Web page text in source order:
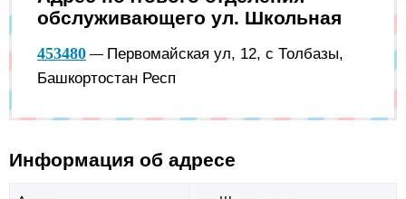
обслуживающего ул. Школьная
453480 — Первомайская ул, 12, с Толбазы,
Башкортостан Респ
Информация об адресе